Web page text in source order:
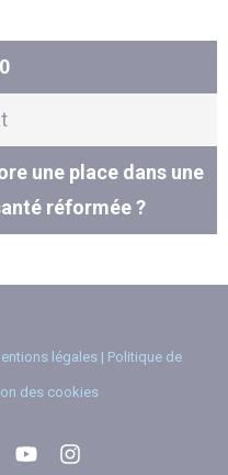
une place dans une
réformée ?
légales | Politique de
des cookies